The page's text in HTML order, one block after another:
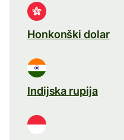
Honkonški dolar
Indijska rupija